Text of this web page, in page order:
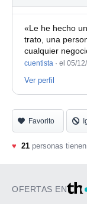
«Le he hecho
trato, una
cualquier
cuentista · el 05/
Ver perfil
Favorito
♥ 21 personas
OFERTAS EN